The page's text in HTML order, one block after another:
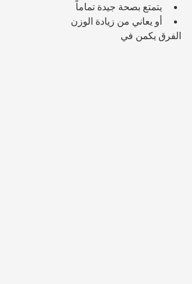
يتمتع بصحة جيدة تماماً
أو يعاني من زيادة الوزن
الفرق يكمن في